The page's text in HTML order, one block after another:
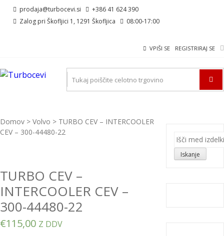
Skip
Skip prodaja@turbocevi.si
+386 41 624 390
Zalog pri Škofljici 1, 1291 Škofljica
08:00-17:00
VPIŠI SE REGISTRIRAJ SE
TURBOCEVI
Turbo ideal – turbo cevi
Domov > Volvo > TURBO CEV – INTERCOOLER
CEV – 300-44480-22
TURBO CEV –
INTERCOOLER CEV –
300-44480-22
€115,00 Z DDV
Išči:
Iskanje